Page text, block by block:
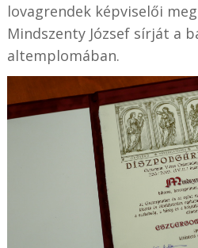
lovagrendek képviselői
Mindszenty József sírját a
altemplomában.